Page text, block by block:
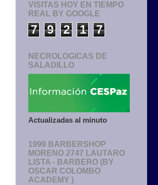
VISITAS HOY EN TIEMPO
REAL BY GOOGLE
7 9 2 1 7
NECROLOGICAS DE
SALADILLO
Actualizadas al minuto
1999 BARBERSHOP
MORENO 2747 LAUTARO
LISTA - BARBERO (BY
OSCAR COLOMBO
ACADEMY )